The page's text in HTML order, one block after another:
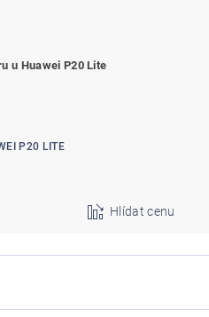
u Huawei P20 Lite
P20 LITE
Hlídat cenu